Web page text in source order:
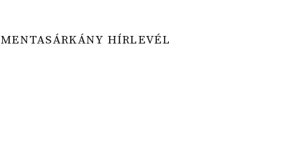
MENTASÁRKÁNY HÍRLEVÉL